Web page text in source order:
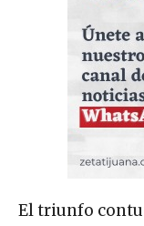
El triunfo